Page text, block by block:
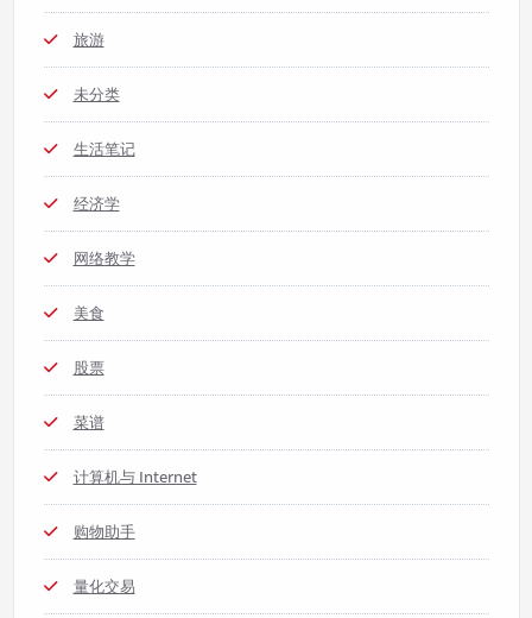
旅游
未分类
生活笔记
经济学
网络教学
美食
股票
菜谱
计算机与 Internet
购物助手
量化交易